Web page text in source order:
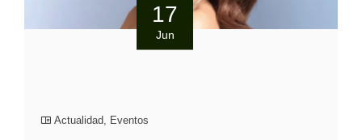
17
Jun
Actualidad, Eventos